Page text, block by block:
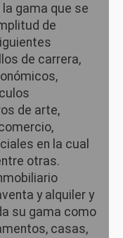
gama que se
de
de carrera,
de arte,
en la cual
otras.
y alquiler y
su gama como
casas,